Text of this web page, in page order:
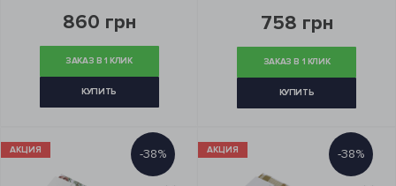
860 грн
ЗАКАЗ В 1 КЛИК
КУПИТЬ
758 грн
ЗАКАЗ В 1 КЛИК
КУПИТЬ
АКЦИЯ -38% АКЦИЯ -38%